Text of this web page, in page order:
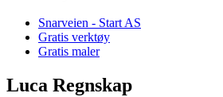
Snarveien - Start AS
Gratis verktøy
Gratis maler
Luca Regnskap